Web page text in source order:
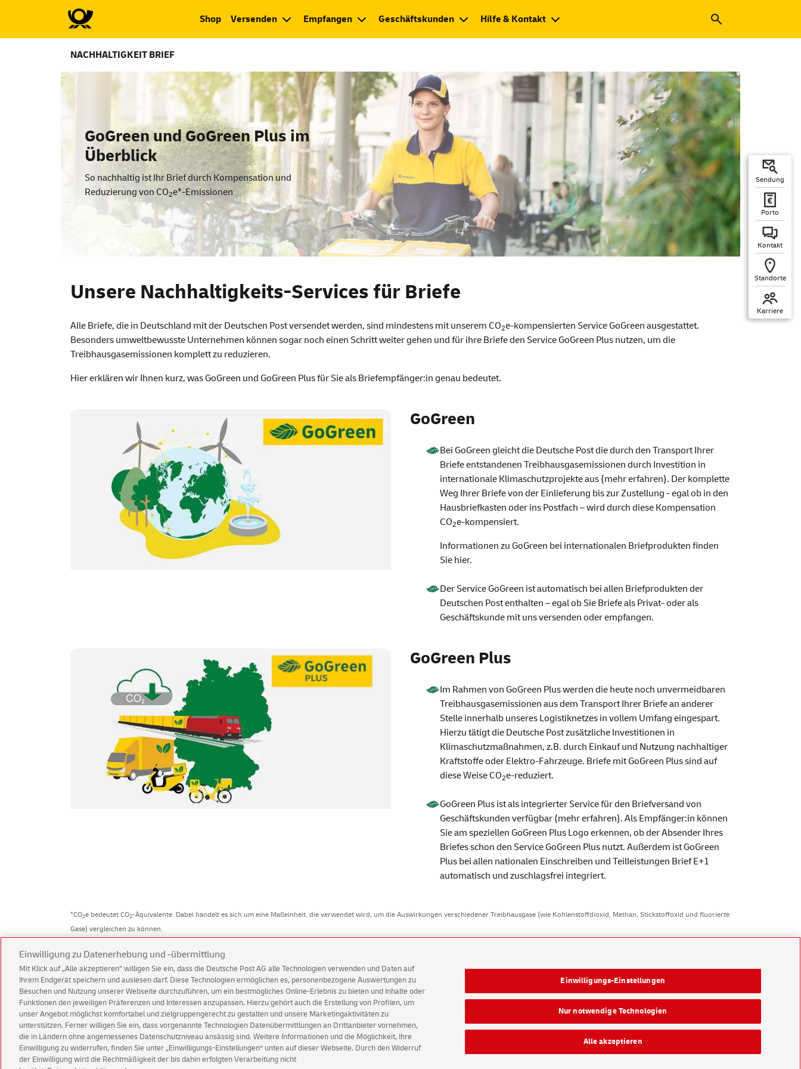
Shop Versenden Empfangen Geschäftskunden Hilfe & Kontakt
NACHHALTIGKEIT BRIEF
Sendung
Porto
Kontakt
Standorte
Karriere
GoGreen und GoGreen Plus im
Überblick
So nachhaltig ist Ihr Brief durch Kompensation und
Reduzierung von CO2e*-Emissionen
Nachhaltigkeit Brief
Unsere Nachhaltigkeits-Services für Briefe
Alle Briefe, die in Deutschland mit der Deutschen Post versendet werden, sind mindestens mit unserem CO2e-kompensierten Service GoGreen ausgestattet.
Besonders umweltbewusste Unternehmen können sogar noch einen Schritt weiter gehen und für ihre Briefe den Service GoGreen Plus nutzen, um die
Treibhausgasemissionen komplett zu reduzieren.
Hier erklären wir Ihnen kurz, was GoGreen und GoGreen Plus für Sie als Briefempfänger:in genau bedeutet.
GoGreen
Bei GoGreen gleicht die Deutsche Post die durch den Transport Ihrer
Briefe entstandenen Treibhausgasemissionen durch Investition in
internationale Klimaschutzprojekte aus (mehr erfahren). Der komplette
Weg Ihrer Briefe von der Einlieferung bis zur Zustellung - egal ob in den
Hausbriefkasten oder ins Postfach – wird durch diese Kompensation
CO2e-kompensiert.
Informationen zu GoGreen bei internationalen Briefprodukten finden
Sie hier.
DerService GoGreen ist automatisch bei allen Briefprodukten der
Deutschen Post enthalten – egal ob Sie Briefe als Privat- oder als
Geschäftskunde mit uns versenden oder empfangen.
GoGreen Plus
Im Rahmen von GoGreen Plus werden die heute noch unvermeidbaren
Treibhausgasemissionen aus dem Transport Ihrer Briefe an anderer
Stelle innerhalb unseres Logistiknetzes in vollem Umfang eingespart.
Hierzu tätigt die Deutsche Post zusätzliche Investitionen in
Klimaschutzmaßnahmen, z.B. durch Einkauf und Nutzung nachhaltiger
Kraftstoffe oder Elektro-Fahrzeuge. Briefe mit GoGreen Plus sind auf
diese Weise CO2e-reduziert.
GoGreen Plus ist als integrierterServicefür den Briefversand von
Geschäftskunden verfügbar (mehr erfahren). Als Empfänger:in können
Sie am speziellen GoGreen Plus Logo erkennen, ob der Absender Ihres
Briefes schon den Service GoGreen Plus nutzt. Außerdem ist GoGreen
Plus bei allen nationalen Einschreiben und Teilleistungen Brief E+1
automatisch und zuschlagsfrei integriert.
*CO2e bedeutet CO2-Äquivalente. Dabei handelt es sich um eine Maßeinheit, die verwendet wird, um die Auswirkungen verschiedener Treibhausgase (wie Kohlenstoffdioxid, Methan, Stickstoffoxid und fluorierte
Gase) vergleichen zu können.
Kundenservice Warnung vor gefälschtenE-Mails
Impressum Rechtliche Hinweise Datenschutz Barrierefreiheit Einwilligungs-Einstellungen
Karriere Presse
Einwilligung zu Datenerhebung und -übermittlung
Mit Klick auf „Alle akzeptieren” willigen Sie ein, dass die Deutsche Post AG alle Technologien verwenden und Daten auf
Ihrem Endgerät speichern und auslesen darf. Diese Technologien ermöglichen es, personenbezogene Auswertungen zu
Besuchen und Nutzung unserer Webseite durchzuführen, um ein bestmögliches Online-Erlebnis zu bieten und Inhalte oder
Funktionen den jeweiligen Präferenzen und Interessen anzupassen. Hierzu gehört auch die Erstellung von Profilen, um
unser Angebot möglichst komfortabel und zielgruppengerecht zu gestalten und unsere Marketingaktivitäten zu
unterstützen. Ferner willigen Sie ein, dass vorgenannte Technologien Datenübermittlungen an Drittanbieter vornehmen,
die in Ländern ohne angemessenes Datenschutzniveau ansässig sind. Weitere Informationen und die Möglichkeit, Ihre
Einwilligung zu widerrufen, finden Sie unter „Einwilligungs-Einstellungen“ unten auf dieser Webseite. Durch den Widerruf
der Einwilligung wird die Rechtmäßigkeit der bis dahin erfolgten Verarbeitung nicht
Einwilligungs-Einstellungen
Nur notwendige Technologien
Alle akzeptieren